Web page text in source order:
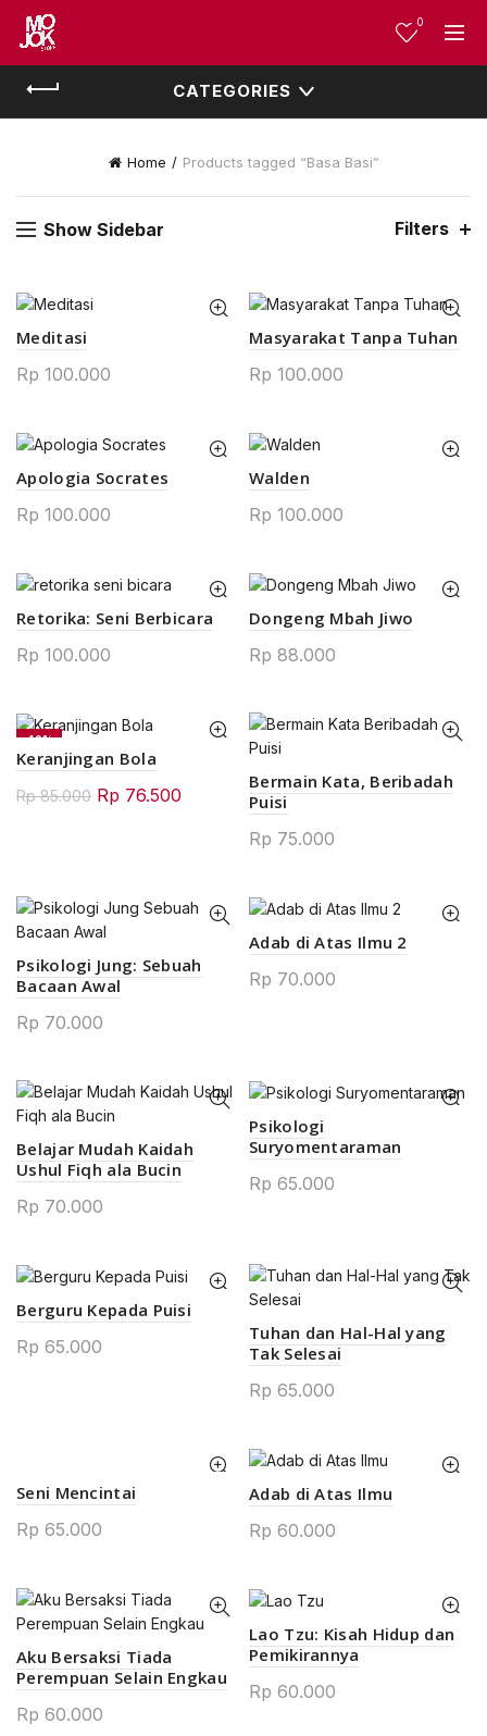
0
CATEGORIES
Home Products tagged “Basa Basi”
Show Sidebar Filters
Meditasi
Rp 100.000
Masyarakat Tanpa Tuhan
Rp 100.000
Apologia Socrates
Rp 100.000
Walden
Rp 100.000
Retorika: Seni Berbicara
Rp 100.000
Dongeng Mbah Jiwo
Rp 88.000
-10%
Keranjingan Bola
Rp85.000 Original
Rp 76.500
Bermain Kata, Beribadah
Puisi
Rp 75.000
Psikologi Jung: Sebuah
Bacaan Awal
Rp 70.000
Adab di Atas Ilmu 2
Rp 70.000
Belajar Mudah Kaidah
Ushul Fiqh ala Bucin
Rp 70.000
Psikologi
Suryomentaraman
Rp 65.000
Berguru Kepada Puisi
Rp 65.000
Tuhan dan Hal-Hal yang
Tak Selesai
Rp 65.000
Seni Mencintai
Rp 65.000
Adab di Atas Ilmu
Rp 60.000
Aku Bersaksi Tiada
Perempuan Selain Engkau
Rp 60.000
Lao Tzu: Kisah Hidup dan
Pemikirannya
Rp 60.000